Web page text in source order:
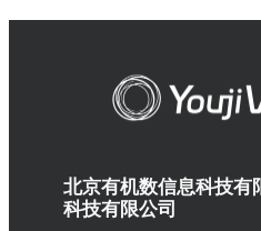
北京有机数信息科技有
科技有限公司